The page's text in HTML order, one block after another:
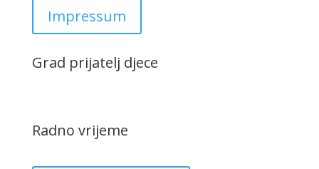
Impressum
Grad prijatelj djece
Radno vrijeme